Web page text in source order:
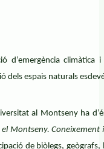
d’emergència climàtica
dels espais naturals
al Montseny ha
Montseny.
de biòlegs, geògrafs,